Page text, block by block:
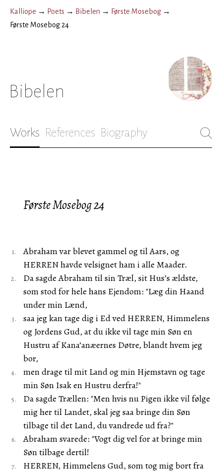
Kalliope → Poets → Bibelen → Første Mosebog →
Første Mosebog 24
Bibelen
Works References Biography
Første Mosebog 24
Abraham var blevet gammel og til Aars, og
HERREN havde velsignet ham i alle Maader.
Da sagde Abraham til sin Træl, sit Hus’s ældste,
som stod for hele hans Ejendom: "Læg din Haand
under min Lænd,
saa jeg kan tage dig i Ed ved HERREN, Himmelens
og Jordens Gud, at du ikke vil tage min Søn en
Hustru af Kana’anæernes Døtre, blandt hvem jeg
bor,
men drage til mit Land og min Hjemstavn og tage
min Søn Isak en Hustru derfra!"
Da sagde Trællen: "Men hvis nu Pigen ikke vil følge
mig her til Landet, skal jeg saa bringe din Søn
tilbage til det Land, du vandrede ud fra?"
Abraham svarede: "Vogt dig vel for at bringe min
Søn tilbage dertil!
HERREN, Himmelens Gud, som tog mig bort fra